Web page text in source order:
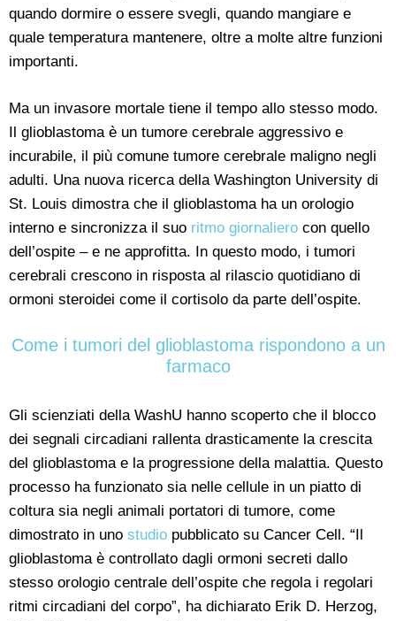
quando dormire o essere svegli, quando mangiare e
quale temperatura mantenere, oltre a molte altre funzioni
importanti.
Ma un invasore mortale tiene il tempo allo stesso modo.
Il glioblastoma è un tumore cerebrale aggressivo e
incurabile, il più comune tumore cerebrale maligno negli
adulti. Una nuova ricerca della Washington University di
St. Louis dimostra che il glioblastoma ha un orologio
interno e sincronizza il suo ritmo giornaliero con quello
dell’ospite – e ne approfitta. In questo modo, i tumori
cerebrali crescono in risposta al rilascio quotidiano di
ormoni steroidei come il cortisolo da parte dell’ospite.
Come i tumori del glioblastoma rispondono a un
farmaco
Gli scienziati della WashU hanno scoperto che il blocco
dei segnali circadiani rallenta drasticamente la crescita
del glioblastoma e la progressione della malattia. Questo
processo ha funzionato sia nelle cellule in un piatto di
coltura sia negli animali portatori di tumore, come
dimostrato in uno studio pubblicato su Cancer Cell. “Il
glioblastoma è controllato dagli ormoni secreti dallo
stesso orologio centrale dell’ospite che regola i regolari
ritmi circadiani del corpo”, ha dichiarato Erik D. Herzog,